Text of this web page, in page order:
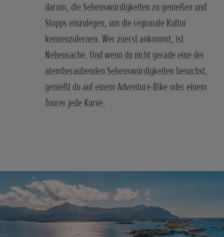
darum, die Sehenswürdigkeiten zu genießen und
Stopps einzulegen, um die regionale Kultur
kennenzulernen. Wer zuerst ankommt, ist
Nebensache. Und wenn du nicht gerade eine der
atemberaubenden Sehenswürdigkeiten besuchst,
genießt du auf einem Adventure-Bike oder einem
Tourer jede Kurve.